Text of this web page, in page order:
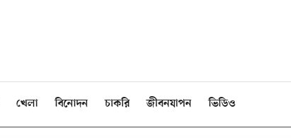
খেলা বিনোদন চাকরি জীবনযাপন ভিডিও